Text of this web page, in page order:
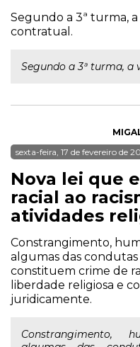
Segundo a 3ª turma,
contratual.
Segundo a 3ª turma,
sexta-feira, 17 de fevereiro de
Nova lei que
racial ao
atividades
Constrangimento,
algumas das
constituem crime de
liberdade religiosa e
juridicamente.
Constrangimento,